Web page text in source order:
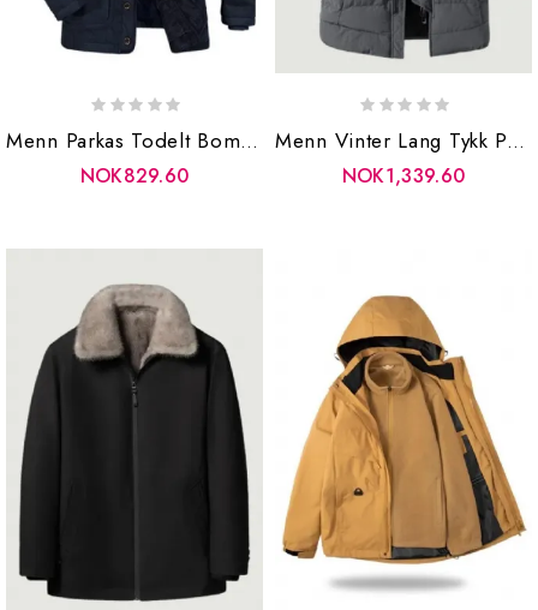
Menn Parkas Todelt Bomullskåper Herre Vinterjakker Jakker Varm Overfrakk Pustende Klær
NOK829.60
Menn Vinter Lang Tykk Parkasjakke Yttertøy Herre Uformell Løs Varm Bomullspolstret Frakk Overjakke For
NOK1,339.60